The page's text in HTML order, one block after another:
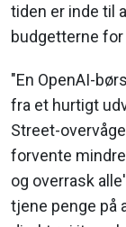
tiden er inde til
budgetterne for
"En OpenAI-
fra et hurtigt
Street-
forvente
og overrask
tjene penge på